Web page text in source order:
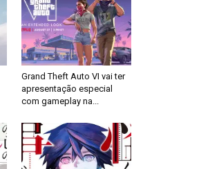
Grand Theft Auto VI vai ter
apresentação especial
com gameplay na...